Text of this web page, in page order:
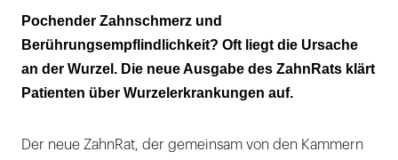
Pochender Zahnschmerz und
Berührungsempflindlichkeit? Oft liegt die Ursache
an der Wurzel. Die neue Ausgabe des ZahnRats klärt
Patienten über Wurzelerkrankungen auf.
Der neue ZahnRat, der gemeinsam von den Kammern